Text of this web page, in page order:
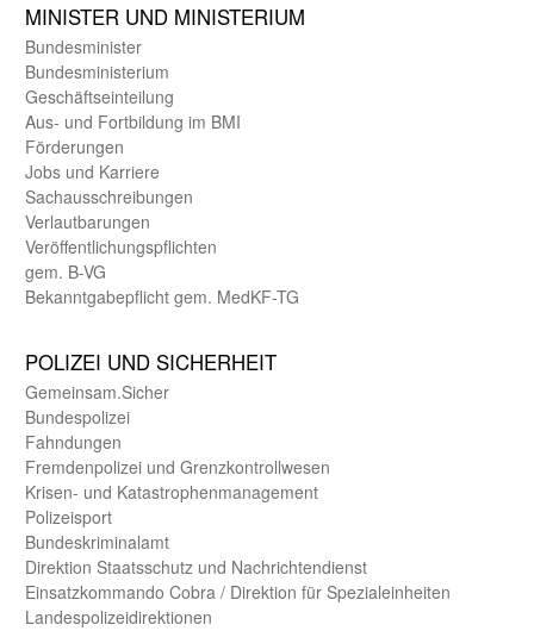
MINISTER UND MINIST­ERIUM
Bundes­minister
Bundes­ministerium
Geschäfts­einteilung
Aus- und Fortbildung im BMI
Förderungen
Jobs und Karriere
Sachaus­schreibungen
Verlautbarungen
Veröffentlichungspflichten
gem. B-VG
Bekanntgabepflicht gem. MedKF-TG
POLIZEI UND SICHER­HEIT
Gemein­sam.Sicher
Bundes­polizei
Fahndungen
Fremdenpolizei und Grenzkontrollwesen
Krisen- und Katastrophen­management
Polizeisport
Bundes­kriminal­amt
Direktion Staats­schutz und Nach­richten­dienst
Einsatz­kommando Cobra / Direktion für Spezialeinheiten
Landes­polizei­direk­tionen